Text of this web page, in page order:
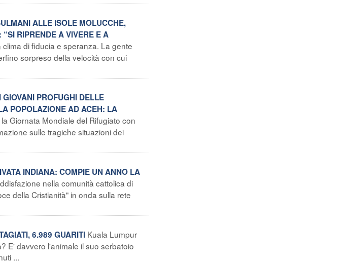
ALLE ISOLE MOLUCCHE,
RIPRENDE A VIVERE E A
clima di fiducia e speranza. La gente
sorpreso della velocità con cui
PROFUGHI DELLE
POPOLAZIONE AD ACEH: LA
Giornata Mondiale del Rifugiato con
sulle tragiche situazioni dei
INDIANA: COMPIE UN ANNO LA
nella comunità cattolica di
della Cristianità" in onda sulla rete
6.989 GUARITI Kuala Lumpur
E' davvero l'animale il suo serbatoio
...